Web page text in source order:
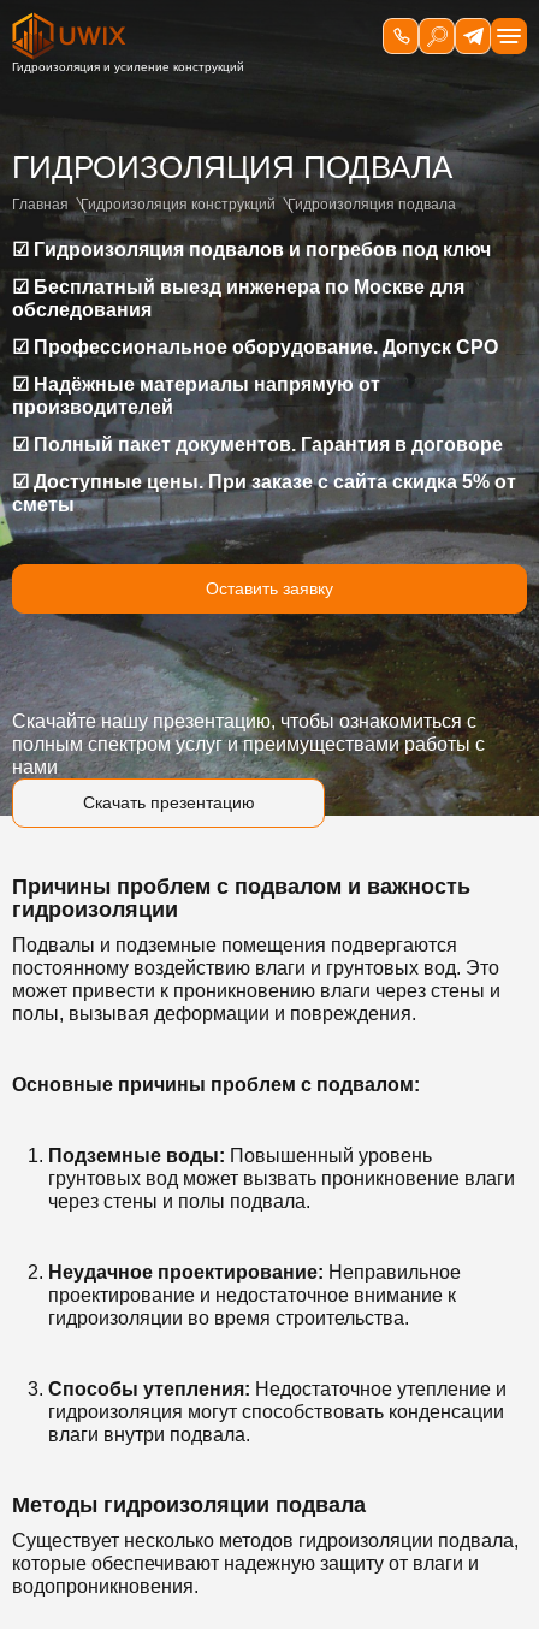
ГИДРОИЗОЛЯЦИЯ ПОДВАЛА
Главная Гидроизоляция конструкций Гидроизоляция подвала
☑ Гидроизоляция подвалов и погребов под ключ
☑ Бесплатный выезд инженера по Москве для
обследования
☑ Профессиональное оборудование. Допуск СРО
☑ Надёжные материалы напрямую от
производителей
☑ Полный пакет документов. Гарантия в договоре
☑ Доступные цены. При заказе с сайта скидка 5% от
сметы
Оставить заявку
Скачать презентацию
Скачайте нашу презентацию, чтобы ознакомиться с
полным спектром услуг и преимуществами работы с
нами
Причины проблем с подвалом и важность
гидроизоляции
Подвалы и подземные помещения подвергаются
постоянному воздействию влаги и грунтовых вод. Это
может привести к проникновению влаги через стены и
полы, вызывая деформации и повреждения.
Основные причины проблем с подвалом:
Подземные воды: Повышенный уровень
грунтовых вод может вызвать проникновение влаги
через стены и полы подвала.
Неудачное проектирование: Неправильное
проектирование и недостаточное внимание к
гидроизоляции во время строительства.
Способы утепления: Недостаточное утепление и
гидроизоляция могут способствовать конденсации
влаги внутри подвала.
Методы гидроизоляции подвала
Существует несколько методов гидроизоляции подвала,
которые обеспечивают надежную защиту от влаги и
водопроникновения.